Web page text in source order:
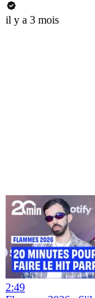
il y a 3 mois
2:49